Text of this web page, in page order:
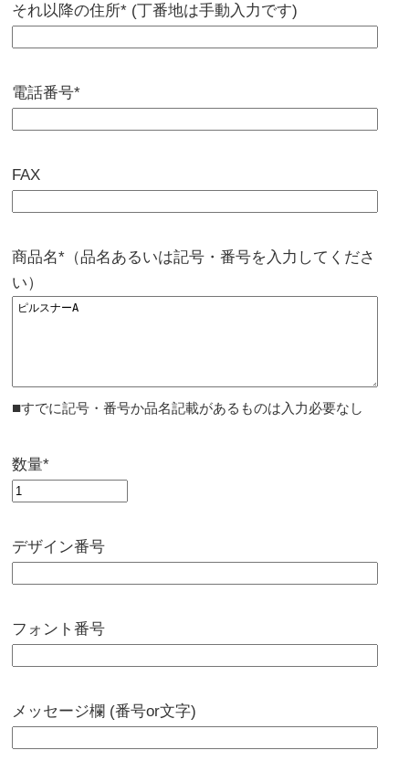
それ以降の住所* (丁番地は手動入力です)
電話番号*
FAX
商品名*（品名あるいは記号・番号を入力してくださ
い）
■すでに記号・番号か品名記載があるものは入力必要なし
数量*
デザイン番号
フォント番号
メッセージ欄 (番号or文字)